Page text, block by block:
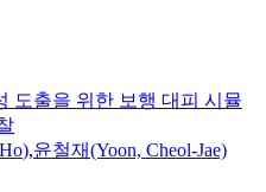
도출을 위한 보행 대피 시뮬
Ho),윤철재(Yoon, Cheol-Jae)